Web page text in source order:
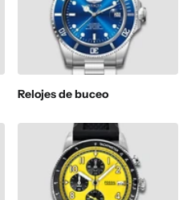
Relojes de buceo